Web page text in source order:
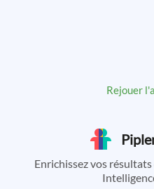
Rejouer
Enrichissez vos